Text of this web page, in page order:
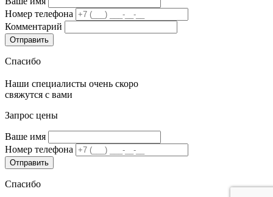
Номер телефона
Комментарий
Спасибо
Наши специалисты очень скоро
свяжутся с вами
Запрос цены
Ваше имя
Номер телефона
Спасибо